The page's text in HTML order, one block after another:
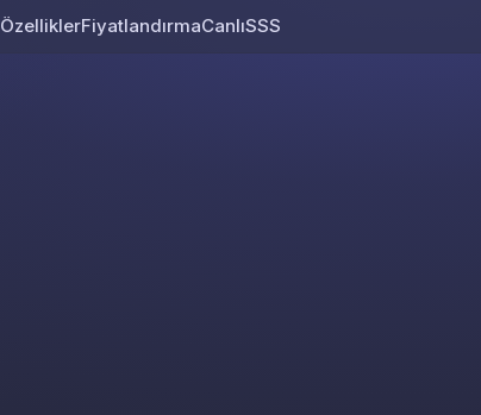
ÖzelliklerFiyatlandırmaCanlıSSS